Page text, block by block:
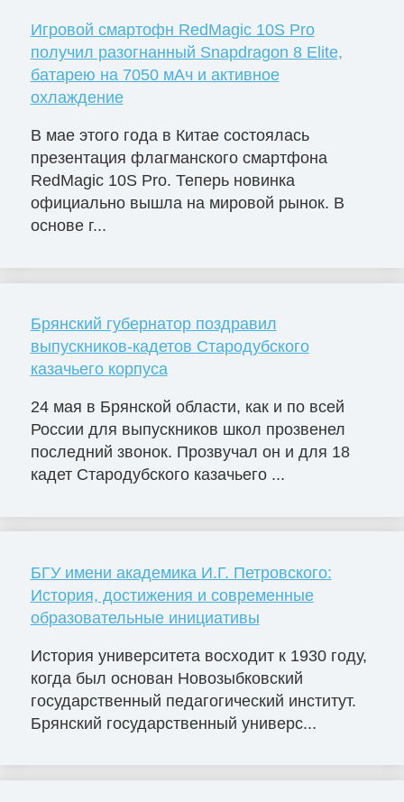
Игровой смартофн RedMagic 10S Pro
получил разогнанный Snapdragon 8 Elite,
батарею на 7050 мАч и активное
охлаждение
В мае этого года в Китае состоялась
презентация флагманского смартфона
RedMagic 10S Pro. Теперь новинка
официально вышла на мировой рынок. В
основе г...
Брянский губернатор поздравил
выпускников-кадетов Стародубского
казачьего корпуса
24 мая в Брянской области, как и по всей
России для выпускников школ прозвенел
последний звонок. Прозвучал он и для 18
кадет Стародубского казачьего ...
БГУ имени академика И.Г. Петровского:
История, достижения и современные
образовательные инициативы
История университета восходит к 1930 году,
когда был основан Новозыбковский
государственный педагогический институт.
Брянский государственный универс...